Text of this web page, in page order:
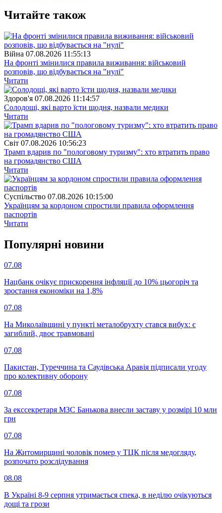
Читайте також
Війна 07.08.2026 11:55:13
На фронті змінилися правила виживання: військовий
розповів, що відбувається на "нулі"
Читати
Здоров'я 07.08.2026 11:14:57
Солодощі, які варто їсти щодня, назвали медики
Читати
Свiт 07.08.2026 10:56:23
Трамп вдарив по "пологовому туризму": хто втратить право
на громадянство США
Читати
Суспiльство 07.08.2026 10:15:00
Українцям за кордоном спростили правила оформлення
паспортів
Читати
Популярнi новини
07.08
Нацбанк очікує прискорення інфляції до 10% цьогоріч та
зростання економіки на 1,8%
07.08
На Миколаївщині у пункті металобрухту стався вибух: є
загиблий, двоє травмовані
07.08
Пакистан, Туреччина та Саудівська Аравія підписали угоду
про колективну оборону
07.08
За екссекретаря МЗС Банькова внесли заставу у розмірі 10 млн
грн
07.08
На Житомирщині чоловік помер у ТЦК після медогляду,
розпочато розслідування
08.08
В Україні 8-9 серпня утримається спека, в неділю очікуються
дощі та грози